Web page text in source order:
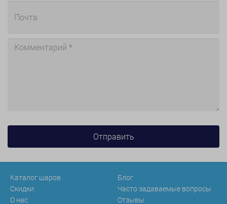
Каталог шаров
Скидки
О нас
Блог
Часто задаваемые вопросы
Отзывы